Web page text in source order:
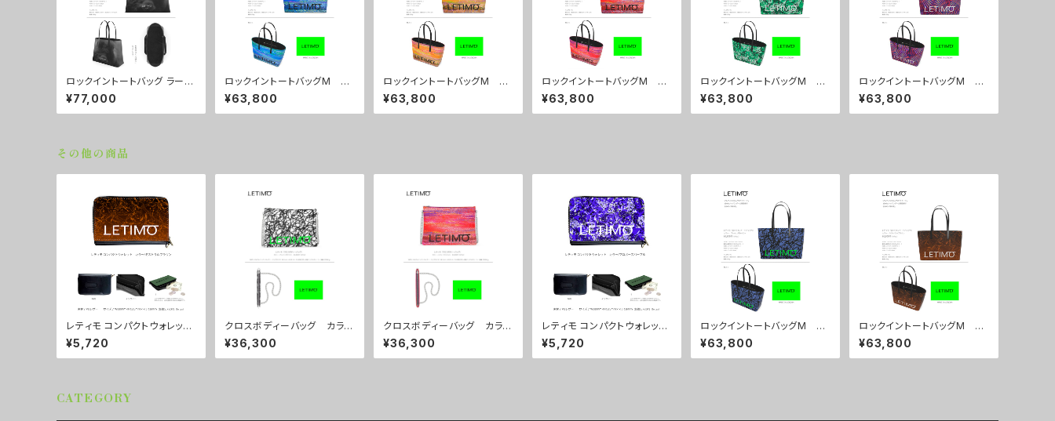
ロックイントートバッグ ラージ
サイズ カラー/ラブラビット
■配送まで約１か月
¥77,000
ロックイントートバッグM カ
ラー/シティーナイト ■配送
まで約１か月
¥63,800
ロックイントートバッグM カ
ラー/シティーサンライズ ■
配送まで約１か月
¥63,800
ロックイントートバッグM カ
ラー/シティーサンセット ■
配送まで約１か月
¥63,800
ロックイントートバッグM カ
ラー/プロポーズグリーン ■
配送まで約１か月
¥63,800
ロックイントートバッグM カ
ラー/センスマゼンダ ■配送
まで約１か月
¥63,800
その他の商品
レティモ コンパクトウォレッ
ト カラー/ミストラルブラウ
ン ■配送まで3週間
¥5,720
クロスボディーバッグ カラ
ー/ブレインズホワイト ■配
送まで約１か月
¥36,300
クロスボディーバッグ カラ
ー/シティーサンセット ■配
送まで約１か月
¥36,300
レティモ コンパクトウォレッ
ト カラー/プロポーズパープ
ル ■配送まで3週間
¥5,720
ロックイントートバッグM カ
ラー/ブレインズネイビー ■
配送まで約１か月
¥63,800
ロックイントートバッグM カ
ラー/ミストラルボルドー ■
配送まで約１か月
¥63,800
CATEGORY